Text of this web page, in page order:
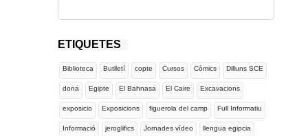
ETIQUETES
Biblioteca Butlletí copte Cursos Còmics Dilluns SCE
dona Egipte El Bahnasa El Caire Excavacions
exposicio Exposicions figuerola del camp Full Informatiu
Informació jeroglifics Jornades vídeo llengua egipcia